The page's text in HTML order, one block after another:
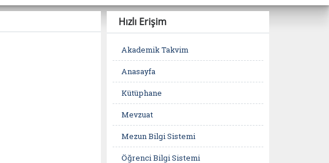
Hızlı Erişim
Akademik Takvim
Anasayfa
Kütüphane
Mevzuat
Mezun Bilgi Sistemi
Öğrenci Bilgi Sistemi